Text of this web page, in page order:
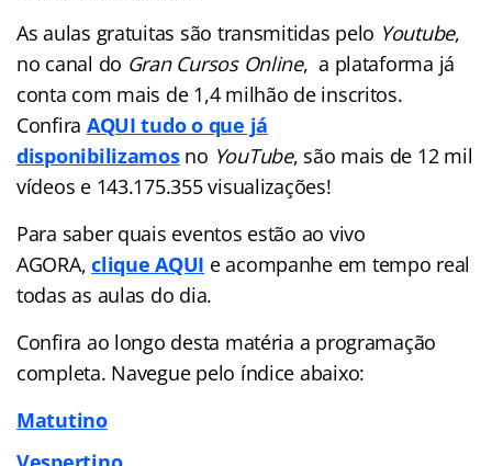
As aulas gratuitas são transmitidas pelo Youtube,
no canal do Gran Cursos Online, a plataforma já
conta com mais de 1,4 milhão de inscritos.
Confira AQUI tudo o que já
disponibilizamosno YouTube, são mais de 12 mil
vídeos e 143.175.355 visualizações!
Para saber quais eventos estão ao vivo
AGORA,clique AQUI e acompanhe em tempo real
todas as aulas do dia.
Confira ao longo desta matéria a programação
completa. Navegue pelo índice abaixo:
Matutino